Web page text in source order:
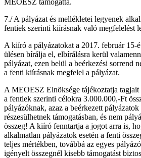
7./ A pályázat és mellékletei legyenek
fentiek szerinti kiírásnak való megfelelést
A kiíró a pályázatokat a 2017. február 15-
ülésen bírálja el, elbírálásra kerül
pályázat, ezen belül a beérkezési sorrend
a fenti kiírásnak megfelel a pályázat.
A MEOESZ Elnöksége tájékoztatja
a fentiek szerinti célokra 3.000.000,-Ft
pályázóknak, azaz a beérkezett
részesülhetnek támogatásban, és nem
összeg! A kiíró fenntartja a jogot arra is,
alkalmatlan pályázatok esetén a fenti
teljes mértékben, továbbá az egyes
igényelt összegnél kisebb támogatást